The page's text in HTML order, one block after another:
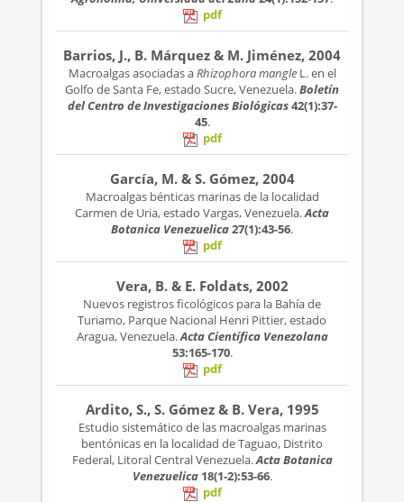
pdf
Barrios, J., B. Márquez & M. Jiménez, 2004
Macroalgas asociadas aRhizophora mangleL. en el
Golfo de Santa Fe, estado Sucre, Venezuela.Boletín
del Centro de Investigaciones Biológicas42(1):37-
45.
pdf
García, M. & S. Gómez, 2004
Macroalgas bénticas marinas de la localidad
Carmen de Uria, estado Vargas, Venezuela.Acta
Botanica Venezuelica27(1):43-56.
pdf
Vera, B. & E. Foldats, 2002
Nuevos registros ficológicos para la Bahía de
Turiamo, Parque Nacional Henri Pittier, estado
Aragua, Venezuela.Acta Científica Venezolana
53:165-170.
pdf
Ardito, S., S. Gómez & B. Vera, 1995
Estudio sistemático de las macroalgas marinas
bentónicas en la localidad de Taguao, Distrito
Federal, Litoral Central Venezuela.Acta Botanica
Venezuelica18(1-2):53-66.
pdf